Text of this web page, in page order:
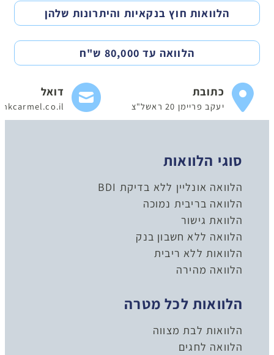
הלוואות חוץ בנקאיות והיתרונות שלהן
הלוואה עד 80,000 ש"ח
כתובת
יעקב פריימן 20 ראשל"צ
דואל
סוגי הלוואות
הלוואה אונליין ללא בדיקת BDI
הלוואה בריבית נמוכה
הלוואת גישור
הלוואה ללא חשבון בנק
הלוואות ללא ריבית
הלוואה מהירה
הלוואות לכל מטרה
הלוואות לבת מצווה
הלוואה לחגים